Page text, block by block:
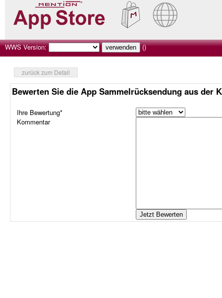
WWS Version: ()
zurück zum Detail
Bewerten Sie die App Sammelrücksendung aus der
Ihre Bewertung*
Kommentar